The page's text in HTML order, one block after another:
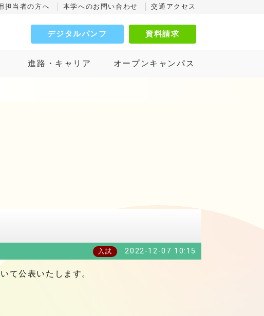
担当者の方へ 本学へのお問い合わせ 交通アクセス
デジタルパンフ 資料請求
進路・キャリア オープンキャンパス
入試 2022-12-07 10:15
て公表いたします。